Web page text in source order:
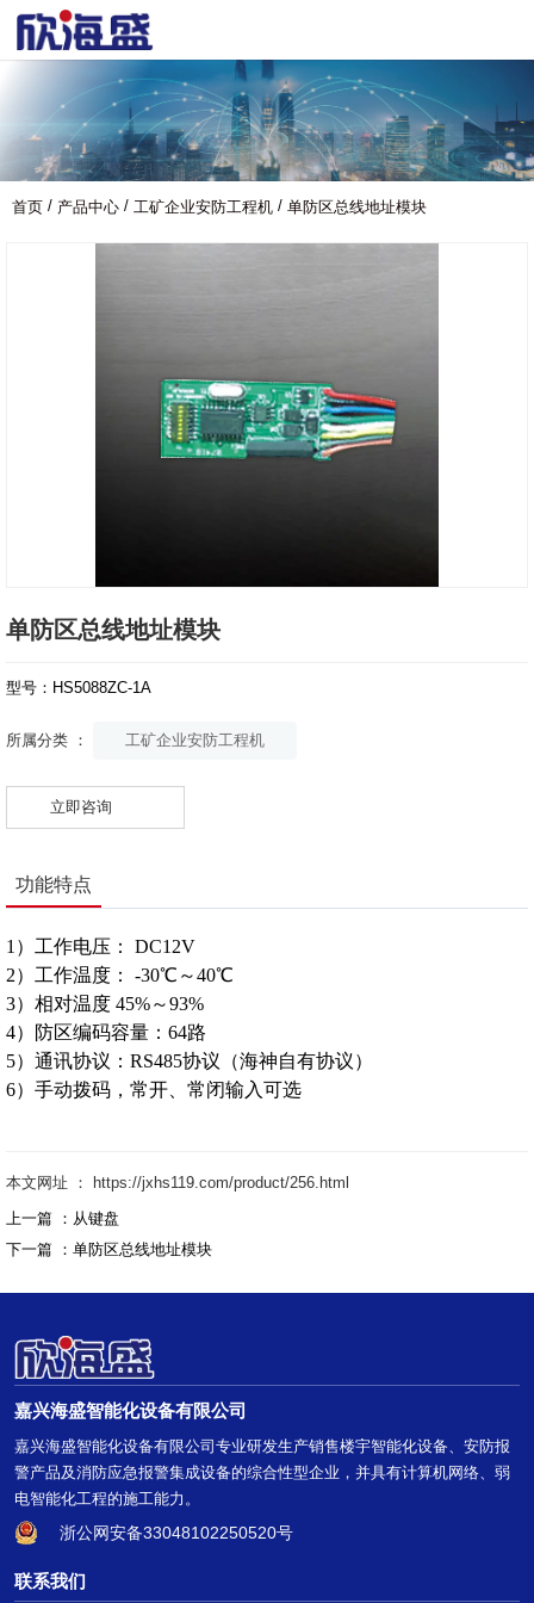
首页 / 产品中心 / 工矿企业安防工程机 / 单防区总线地址模块
单防区总线地址模块
型号：HS5088ZC-1A
所属分类 ： 工矿企业安防工程机
立即咨询
功能特点
1）工作电压： DC12V
2）工作温度： -30℃～40℃
3）相对温度 45%～93%
4）防区编码容量：64路
5）通讯协议：RS485协议（海神自有协议）
6）手动拨码，常开、常闭输入可选
本文网址 ： https://jxhs119.com/product/256.html
上一篇 ： 从键盘
下一篇 ： 单防区总线地址模块
嘉兴海盛智能化设备有限公司
嘉兴海盛智能化设备有限公司专业研发生产销售楼宇智能化设备、安防报
警产品及消防应急报警集成设备的综合性型企业，并具有计算机网络、弱
电智能化工程的施工能力。
浙公网安备33048102250520号
联系我们